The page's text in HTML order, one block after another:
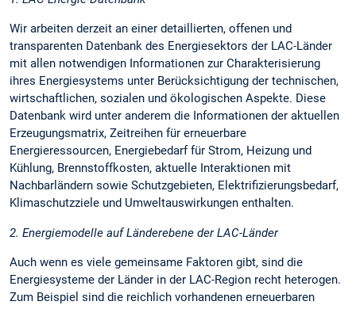
Wir arbeiten derzeit an einer detaillierten, offenen und
transparenten Datenbank des Energiesektors der LAC-Länder
mit allen notwendigen Informationen zur Charakterisierung
ihres Energiesystems unter Berücksichtigung der technischen,
wirtschaftlichen, sozialen und ökologischen Aspekte. Diese
Datenbank wird unter anderem die Informationen der aktuellen
Erzeugungsmatrix, Zeitreihen für erneuerbare
Energieressourcen, Energiebedarf für Strom, Heizung und
Kühlung, Brennstoffkosten, aktuelle Interaktionen mit
Nachbarländern sowie Schutzgebieten, Elektrifizierungsbedarf,
Klimaschutzziele und Umweltauswirkungen enthalten.
2. Energiemodelle auf Länderebene der LAC-Länder
Auch wenn es viele gemeinsame Faktoren gibt, sind die
Energiesysteme der Länder in der LAC-Region recht heterogen.
Zum Beispiel sind die reichlich vorhandenen erneuerbaren